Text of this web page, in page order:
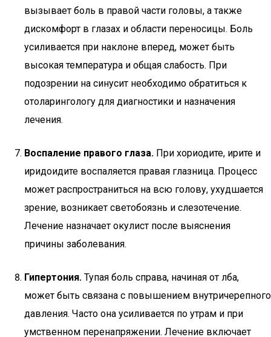
вызывает боль в правой части головы, а также
дискомфорт в глазах и области переносицы. Боль
усиливается при наклоне вперед, может быть
высокая температура и общая слабость. При
подозрении на синусит необходимо обратиться к
отоларингологу для диагностики и назначения
лечения.
Воспаление правого глаза. При хориодите, ирите и
иридоидите воспаляется правая глазница. Процесс
может распространиться на всю голову, ухудшается
зрение, возникает светобоязнь и слезотечение.
Лечение назначает окулист после выяснения
причины заболевания.
Гипертония. Тупая боль справа, начиная от лба,
может быть связана с повышением внутричерепного
давления. Часто она усиливается по утрам и при
умственном перенапряжении. Лечение включает